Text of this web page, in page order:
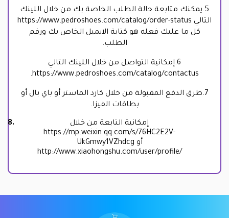
5.يمكنك متابعة حالة الطلب الخاصة بك من خلال اللينك
التالي https://www.pedroshoes.com/catalog/order-status
كل ما عليك فعله هو كتابة الايميل الخاص بك ورقم
الطلب.
6.إمكانية التواصل من خلال اللينك التالي
https://www.pedroshoes.com/catalog/contactus
.
7.طرق الدفع المقبولة من خلال كارد الماستر أو باي بال أو
بطاقات الفيزا.
إمكانية التابعة من خلال
https://mp.weixin.qq.com/s/76HC2E2V-
UkGmwy1VZhdcg أو
http://www.xiaohongshu.com/user/profile/